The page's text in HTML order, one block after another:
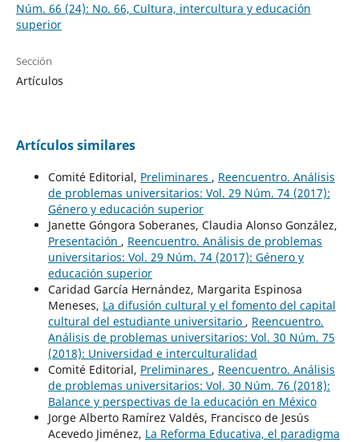
Núm. 66 (24): No. 66, Cultura, intercultura y educación
superior
Sección
Artículos
Artículos similares
Comité Editorial, Preliminares , Reencuentro. Análisis
de problemas universitarios: Vol. 29 Núm. 74 (2017):
Género y educación superior
Janette Góngora Soberanes, Claudia Alonso González,
Presentación , Reencuentro. Análisis de problemas
universitarios: Vol. 29 Núm. 74 (2017): Género y
educación superior
Caridad García Hernández, Margarita Espinosa
Meneses, La difusión cultural y el fomento del capital
cultural del estudiante universitario , Reencuentro.
Análisis de problemas universitarios: Vol. 30 Núm. 75
(2018): Universidad e interculturalidad
Comité Editorial, Preliminares , Reencuentro. Análisis
de problemas universitarios: Vol. 30 Núm. 76 (2018):
Balance y perspectivas de la educación en México
Jorge Alberto Ramírez Valdés, Francisco de Jesús
Acevedo Jiménez, La Reforma Educativa, el paradigma